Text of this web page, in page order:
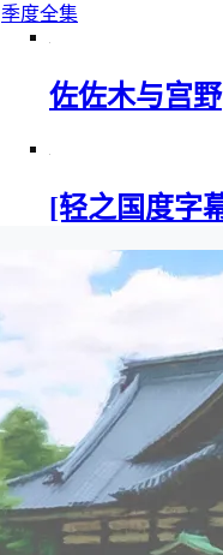
季度全集
佐佐木与宫野
[轻之国度字